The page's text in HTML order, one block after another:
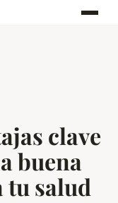
clave
buena
salud